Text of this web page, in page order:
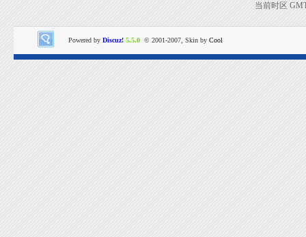
当前时区
Powered by Discuz! 5.5.0 © 2001-2007, Skin by Cool